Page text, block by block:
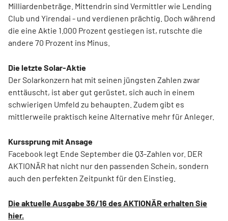
Milliardenbeträge. Mittendrin sind Vermittler wie Lending
Club und Yirendai - und verdienen prächtig. Doch während
die eine Aktie 1.000 Prozent gestiegen ist, rutschte die
andere 70 Prozent ins Minus.
Die letzte Solar-Aktie
Der Solarkonzern hat mit seinen jüngsten Zahlen zwar
enttäuscht, ist aber gut gerüstet, sich auch in einem
schwierigen Umfeld zu behaupten. Zudem gibt es
mittlerweile praktisch keine Alternative mehr für Anleger.
Kurssprung mit Ansage
Facebook legt Ende September die Q3-Zahlen vor. DER
AKTIONÄR hat nicht nur den passenden Schein, sondern
auch den perfekten Zeitpunkt für den Einstieg.
Die aktuelle Ausgabe 36/16 des AKTIONÄR erhalten Sie
hier.